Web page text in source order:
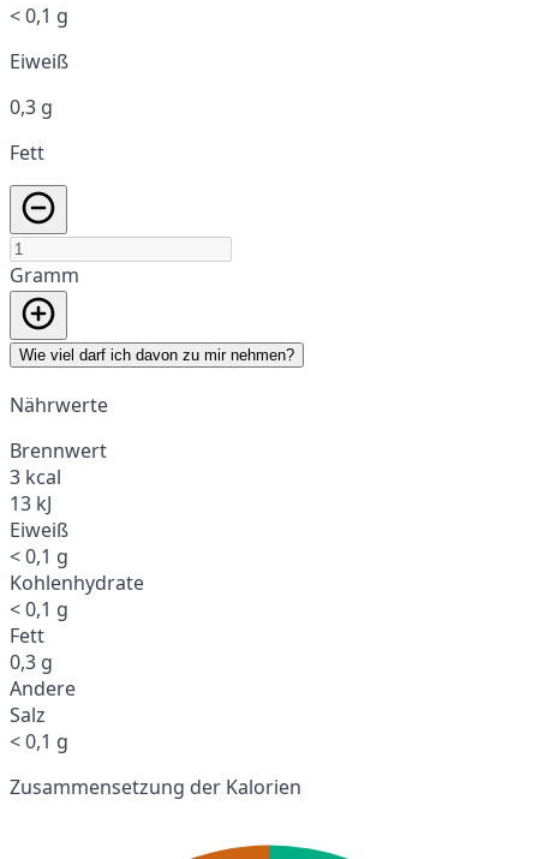
< 0,1 g
Eiweiß
0,3 g
Fett
Gramm
Wie viel darf ich davon zu mir nehmen?
Nährwerte
Brennwert
3 kcal
13 kJ
Eiweiß
< 0,1 g
Kohlenhydrate
< 0,1 g
Fett
0,3 g
Andere
Salz
< 0,1 g
Zusammensetzung der Kalorien